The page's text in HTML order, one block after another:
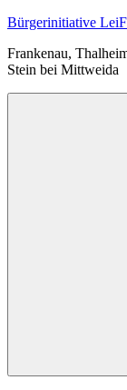
Zum
springen
Bürgerinitiative
Frankenau,
Stein bei Mittweida